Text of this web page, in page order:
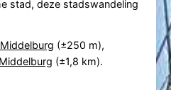
stad, deze stadswandeling
(±250 m),
(±1,8 km).